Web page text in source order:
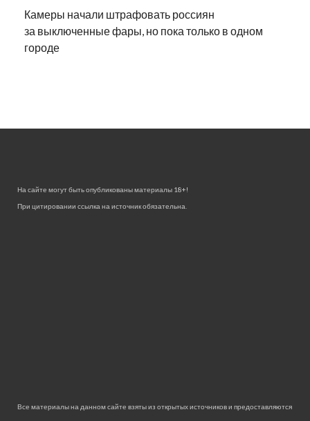
Камеры начали штрафовать россиян
за выключенные фары, но пока только в одном
городе
На сайте могут быть опубликованы материалы 18+!
При цитировании ссылка на источник обязательна.
Все материалы на данном сайте взяты из открытых источников и предоставляются